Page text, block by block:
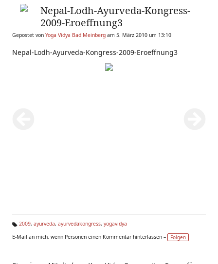
Nepal-Lodh-Ayurveda-Kongress-
2009-Eroeffnung3
Gepostet von Yoga Vidya Bad Meinberg am 5. März 2010 um 13:10
Nepal-Lodh-Ayurveda-Kongress-2009-Eroeffnung3
g
2009, ayurveda, ayurvedakongress, yogavidya
E-Mail an mich, wenn Personen einen Kommentar hinterlassen –
Folgen